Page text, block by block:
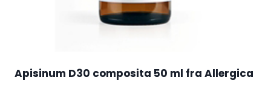
Apisinum D30 composita 50 ml fra Allergica